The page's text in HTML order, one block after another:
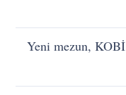
Yeni mezun, KOBİ